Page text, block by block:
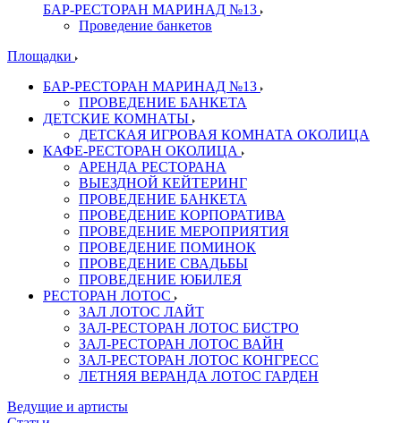
БАР-РЕСТОРАН МАРИНАД №13
Проведение банкетов
Площадки
БАР-РЕСТОРАН МАРИНАД №13
ПРОВЕДЕНИЕ БАНКЕТА
ДЕТСКИЕ КОМНАТЫ
ДЕТСКАЯ ИГРОВАЯ КОМНАТА ОКОЛИЦА
КАФЕ-РЕСТОРАН ОКОЛИЦА
АРЕНДА РЕСТОРАНА
ВЫЕЗДНОЙ КЕЙТЕРИНГ
ПРОВЕДЕНИЕ БАНКЕТА
ПРОВЕДЕНИЕ КОРПОРАТИВА
ПРОВЕДЕНИЕ МЕРОПРИЯТИЯ
ПРОВЕДЕНИЕ ПОМИНОК
ПРОВЕДЕНИЕ СВАДЬБЫ
ПРОВЕДЕНИЕ ЮБИЛЕЯ
РЕСТОРАН ЛОТОС
ЗАЛ ЛОТОС ЛАЙТ
ЗАЛ-РЕСТОРАН ЛОТОС БИСТРО
ЗАЛ-РЕСТОРАН ЛОТОС ВАЙН
ЗАЛ-РЕСТОРАН ЛОТОС КОНГРЕСС
ЛЕТНЯЯ ВЕРАНДА ЛОТОС ГАРДЕН
Ведущие и артисты